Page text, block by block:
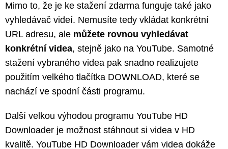
Mimo to, že je ke stažení zdarma funguje také jako
vyhledávač videí. Nemusíte tedy vkládat konkrétní
URL adresu, ale můžete rovnou vyhledávat
konkrétní videa, stejně jako na YouTube. Samotné
stažení vybraného videa pak snadno realizujete
použitím velkého tlačítka DOWNLOAD, které se
nachází ve spodní části programu.
Další velkou výhodou programu YouTube HD
Downloader je možnost stáhnout si videa v HD
kvalitě. YouTube HD Downloader vám videa dokáže